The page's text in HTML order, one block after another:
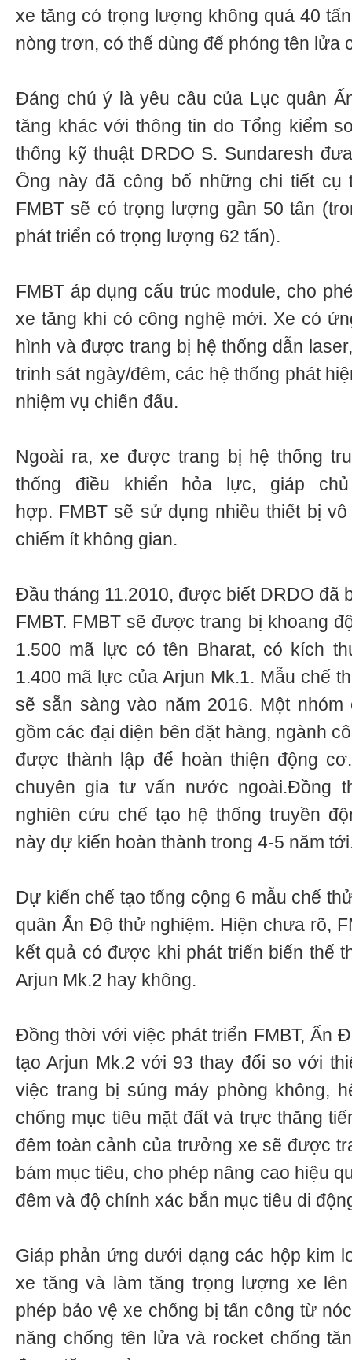
xe tăng có trọng lượng không quá 40
nòng trơn, có thể dùng để phóng tên lửa
Đáng chú ý là yêu cầu của Lục quân
tăng khác với thông tin do Tổng kiểm
thống kỹ thuật DRDO S. Sundaresh
Ông này đã công bố những chi tiết cụ
FMBT sẽ có trọng lượng gần 50 tấn
phát triển có trọng lượng 62 tấn).
FMBT áp dụng cấu trúc module, cho
xe tăng khi có công nghệ mới. Xe có
hình và được trang bị hệ thống dẫn
trinh sát ngày/đêm, các hệ thống phát
nhiệm vụ chiến đấu.
Ngoài ra, xe được trang bị hệ thống
thống điều khiển hỏa lực, giáp
hợp. FMBT sẽ sử dụng nhiều thiết bị
chiếm ít không gian.
Đầu tháng 11.2010, được biết DRDO đã
FMBT. FMBT sẽ được trang bị khoang
1.500 mã lực có tên Bharat, có kích
1.400 mã lực của Arjun Mk.1. Mẫu chế
sẽ sẵn sàng vào năm 2016. Một
gồm các đại diện bên đặt hàng, ngành
được thành lập để hoàn thiện động
chuyên gia tư vấn nước ngoài.Đồng
nghiên cứu chế tạo hệ thống truyền
này dự kiến hoàn thành trong 4-5 năm
Dự kiến chế tạo tổng cộng 6 mẫu chế
quân Ấn Độ thử nghiệm. Hiện chưa rõ,
kết quả có được khi phát triển biến thể
Arjun Mk.2 hay không.
Đồng thời với việc phát triển FMBT, Ấn
tạo Arjun Mk.2 với 93 thay đổi so với
việc trang bị súng máy phòng không,
chống mục tiêu mặt đất và trực thăng
đêm toàn cảnh của trưởng xe sẽ được
bám mục tiêu, cho phép nâng cao hiệu
đêm và độ chính xác bắn mục tiêu di
Giáp phản ứng dưới dạng các hộp kim
xe tăng và làm tăng trọng lượng xe
phép bảo vệ xe chống bị tấn công từ
năng chống tên lửa và rocket chống